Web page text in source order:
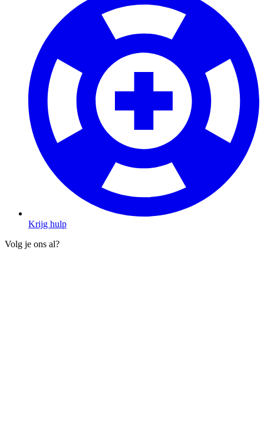
Krijg hulp
Volg je ons al?